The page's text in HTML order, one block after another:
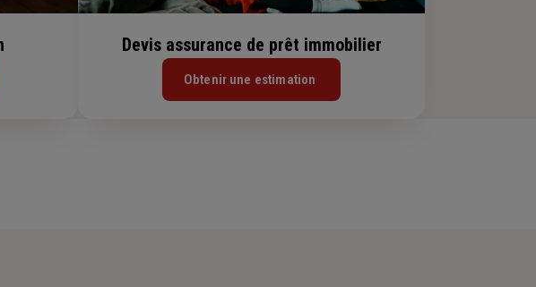
Devis assurance de prêt immobilier
Obtenir une estimation